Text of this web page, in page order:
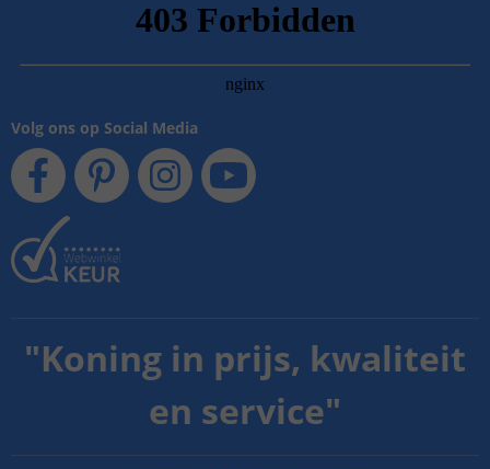
Volg ons op Social Media
"Koning in prijs, kwaliteit
en service"